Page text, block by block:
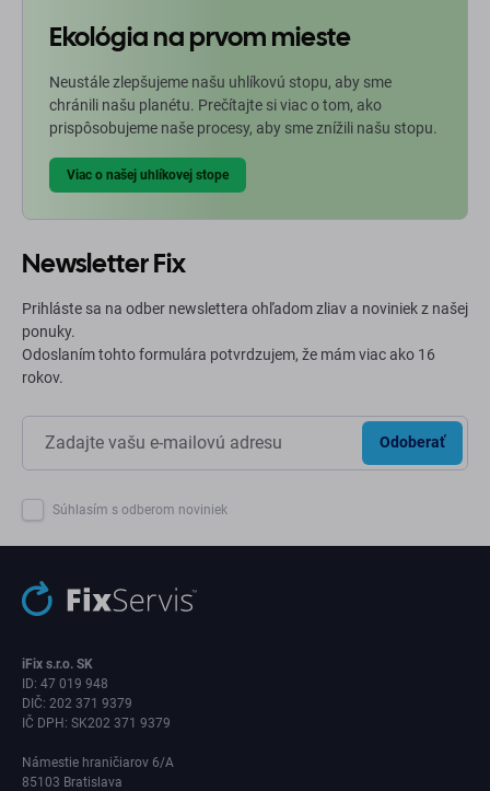
Ekológia na prvom mieste
Neustále zlepšujeme našu uhlíkovú stopu, aby sme
chránili našu planétu. Prečítajte si viac o tom, ako
prispôsobujeme naše procesy, aby sme znížili našu stopu.
Viac o našej uhlíkovej stope
Newsletter Fix
Prihláste sa na odber newslettera ohľadom zliav a noviniek z našej
ponuky.
Odoslaním tohto formulára potvrdzujem, že mám viac ako 16
rokov.
Odoberať
Súhlasím s odberom noviniek
iFix s.r.o. SK
ID: 47 019 948
DIČ: 202 371 9379
IČ DPH: SK202 371 9379
Námestie hraničiarov 6/A
85103 Bratislava